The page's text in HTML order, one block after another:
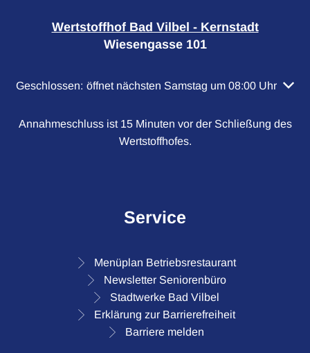
Wertstoffhof Bad Vilbel - Kernstadt
Wiesengasse 101
Klicken, um weitere Öffnungs- oder Schließzeiten
Geschlossen: öffnet nächsten Samstag um 08:00 Uhr
Annahmeschluss ist 15 Minuten vor der Schließung des
Wertstoffhofes.
Service
Menüplan Betriebsrestaurant
Newsletter Seniorenbüro
Stadtwerke Bad Vilbel
Erklärung zur Barrierefreiheit
Barriere melden